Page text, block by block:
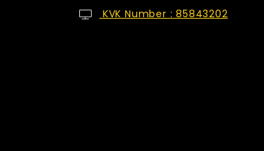
KVK Number : 85843202